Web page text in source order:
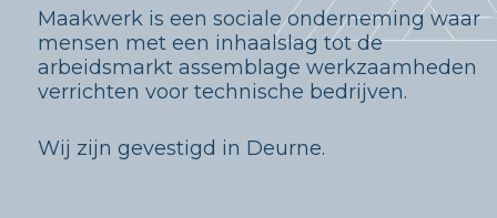
Maakwerk is een sociale onderneming waar
mensen met een inhaalslag tot de
arbeidsmarkt assemblage werkzaamheden
verrichten voor technische bedrijven.
Wij zijn gevestigd in Deurne.